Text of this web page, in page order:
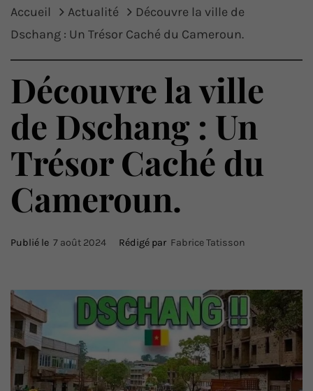
Accueil Actualité
Découvre la ville de
Dschang : Un Trésor Caché du Cameroun.
Découvre la ville
de Dschang : Un
Trésor Caché du
Cameroun.
Publié le 7 août 2024 Rédigé par Fabrice Tatisson